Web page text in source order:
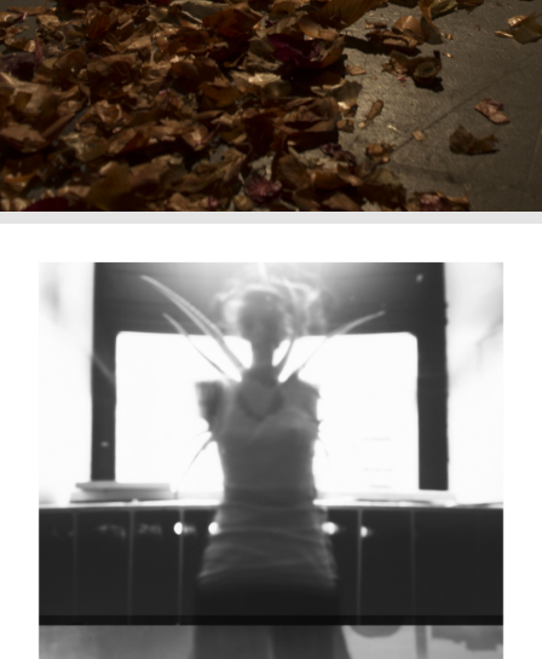
Pilar Escobar,Le cemin de l'oinon (performance), 2016 +